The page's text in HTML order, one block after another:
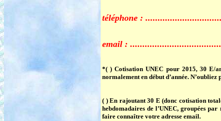
téléphone :
email :
*( )Cotisation UNEC pour 2015, 30 E/
normalement en début d’année.
( )En rajoutant 30 E (donc cotisation
hebdomadaires de l’UNEC, groupées
faire connaître votre adresse email.